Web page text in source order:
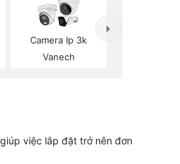
Camera Ip 3k
Vanech
việc lắp đặt trở nên đơn